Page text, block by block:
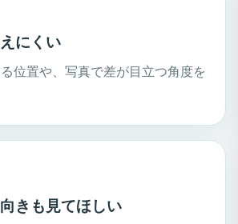
にくい
位置や、写真で差が目立つ角度を
きも見てほしい